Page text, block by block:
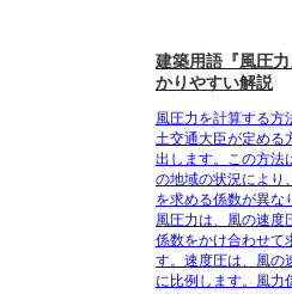
建築用語『風圧
かりやすい解説
風圧力を計算する方
土交通大臣が定める
出します。この方法
の地域の状況により
を求める係数が異な
風圧力は、風の速度
係数をかけ合わせて
す。速度圧は、風の
に比例します。風力